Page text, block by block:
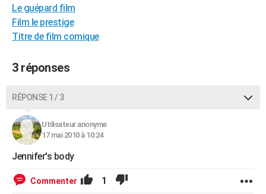
COPAINS D'AVANT
S'inscrire
Se connecter
Lycées
Collèges
Primaires
Universités
Entreprises
Service militaire
Avis de recherche
AVIS DE DÉCÈS
Le guépard film
Film le prestige
Titre de film comique
3 réponses
RÉPONSE 1 / 3
Utilisateur anonyme
17 mai 2010 à 10:24
Jennifer's body
Commenter 1